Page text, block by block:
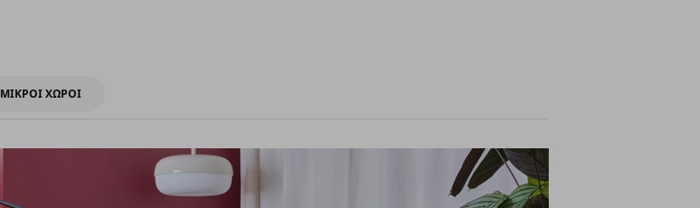
ΜΙΚΡΟΙ ΧΩΡΟΙ